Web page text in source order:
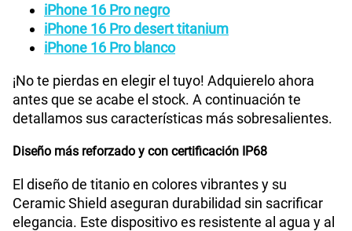
iPhone 16 Pro negro
iPhone 16 Pro desert titanium
iPhone 16 Pro blanco
¡No te pierdas en elegir el tuyo! Adquierelo ahora
antes que se acabe el stock. A continuación te
detallamos sus características más sobresalientes.
Diseño más reforzado y con certificación IP68
El diseño de titanio en colores vibrantes y su
Ceramic Shield aseguran durabilidad sin sacrificar
elegancia. Este dispositivo es resistente al agua y al